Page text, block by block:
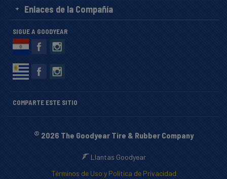
Enlaces de la Compañía
SIGUE A GOODYEAR
COMPARTE ESTE SITIO
© 2026 The Goodyear Tire & Rubber Company
Llantas Goodyear
Términos de Uso y Política de Privacidad